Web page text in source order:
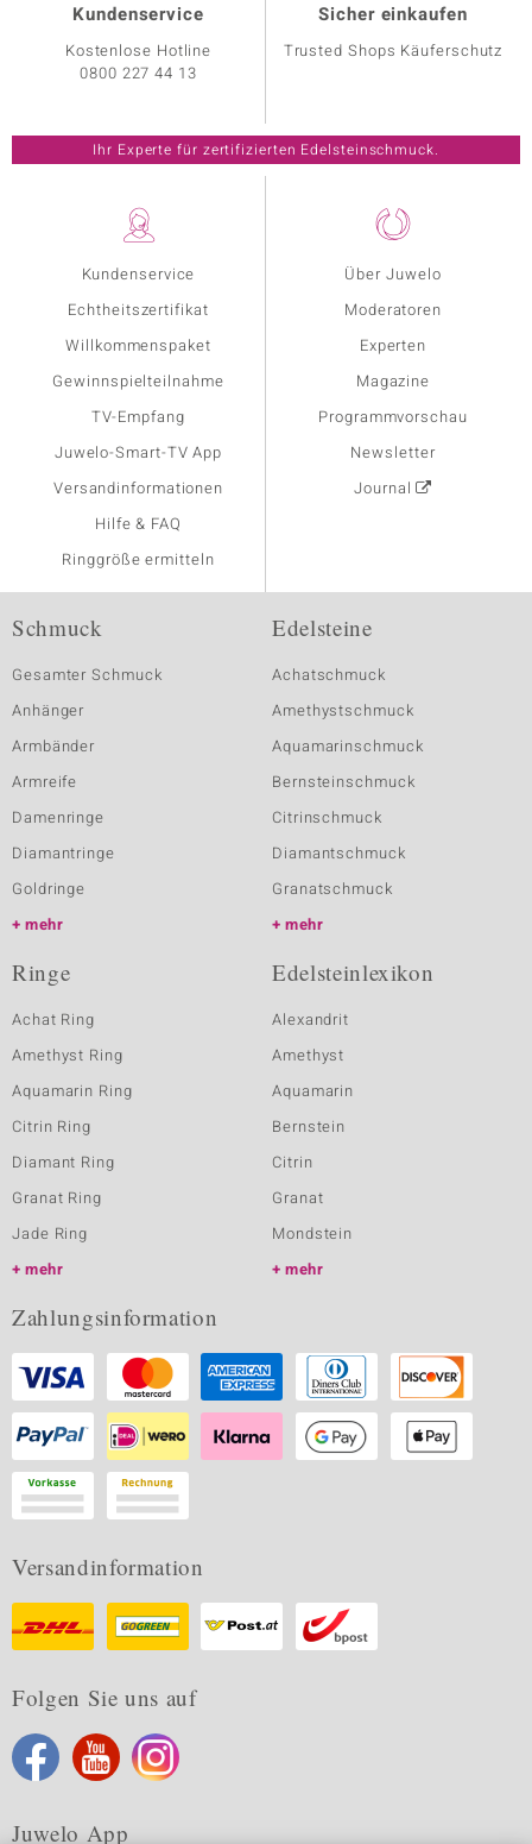
Kundenservice
Echtheitszertifikat
Willkommenspaket
Gewinnspielteilnahme
TV-Empfang
Juwelo-Smart-TV App
Versandinformationen
Hilfe & FAQ
Ringgröße ermitteln
Über Juwelo
Moderatoren
Experten
Magazine
Programmvorschau
Newsletter
Journal
Kundenservice
Kostenlose Hotline
0800 227 44 13
Sicher einkaufen
Trusted Shops Käuferschutz
Ihr Experte für zertifizierten Edelsteinschmuck.
Schmuck
Gesamter Schmuck
Anhänger
Armbänder
Armreife
Damenringe
Diamantringe
Goldringe
mehr
Edelsteine
Achatschmuck
Amethystschmuck
Aquamarinschmuck
Bernsteinschmuck
Citrinschmuck
Diamantschmuck
Granatschmuck
mehr
Ringe
Achat Ring
Amethyst Ring
Aquamarin Ring
Citrin Ring
Diamant Ring
Granat Ring
Jade Ring
mehr
Edelsteinlexikon
Alexandrit
Amethyst
Aquamarin
Bernstein
Citrin
Granat
Mondstein
mehr
Zahlungsinformation
Versandinformation
Folgen Sie uns auf
Juwelo App